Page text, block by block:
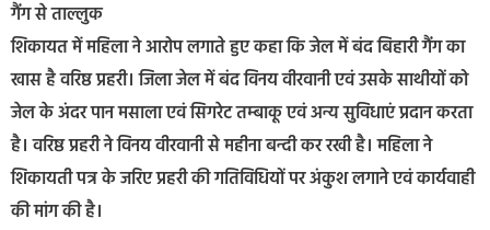
गैंग से ताल्लुक
शिकायत में महिला ने आरोप लगाते हुए कहा कि जेल में बंद बिहारी गैंग का
खास है वरिष्ठ प्रहरी। जिला जेल में बंद विनय वीरवानी एवं उसके साथीयों को
जेल के अंदर पान मसाला एवं सिगरेट तम्बाकू एवं अन्य सुविधाएं प्रदान करता
है। वरिष्ठ प्रहरी ने विनय वीरवानी से महीना बन्दी कर रखी है। महिला ने
शिकायती पत्र के जरिए प्रहरी की गतिविधियों पर अंकुश लगाने एवं कार्यवाही
की मांग की है।